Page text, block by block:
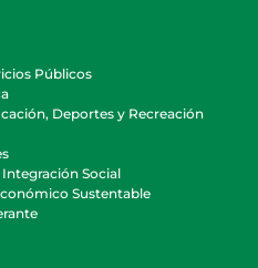
Públicos
Deportes y Recreación
Social
Sustentable